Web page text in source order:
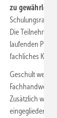
zu
Schulungsraum
Die Teilnehmer
laufenden
fachliches
Geschult
Zusätzlich wird
eingegliedert.